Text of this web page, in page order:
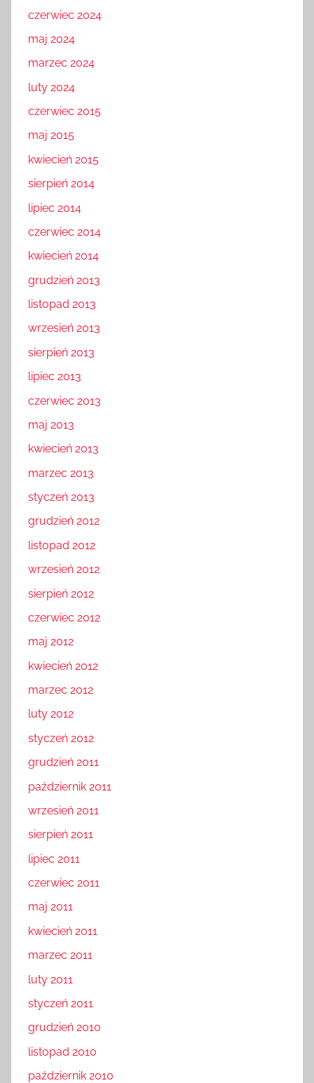
czerwiec 2024
maj 2024
marzec 2024
luty 2024
czerwiec 2015
maj 2015
kwiecień 2015
sierpień 2014
lipiec 2014
czerwiec 2014
kwiecień 2014
grudzień 2013
listopad 2013
wrzesień 2013
sierpień 2013
lipiec 2013
czerwiec 2013
maj 2013
kwiecień 2013
marzec 2013
styczeń 2013
grudzień 2012
listopad 2012
wrzesień 2012
sierpień 2012
czerwiec 2012
maj 2012
kwiecień 2012
marzec 2012
luty 2012
styczeń 2012
grudzień 2011
październik 2011
wrzesień 2011
sierpień 2011
lipiec 2011
czerwiec 2011
maj 2011
kwiecień 2011
marzec 2011
luty 2011
styczeń 2011
grudzień 2010
listopad 2010
październik 2010